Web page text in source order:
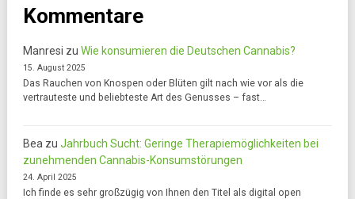
Kommentare
Manresi zu Wie konsumieren die Deutschen Cannabis?
15. August 2025
Das Rauchen von Knospen oder Blüten gilt nach wie vor als die
vertrauteste und beliebteste Art des Genusses – fast…
Bea zu Jahrbuch Sucht: Geringe Therapiemöglichkeiten bei
zunehmenden Cannabis-Konsumstörungen
24. April 2025
Ich finde es sehr großzügig von Ihnen den Titel als digital open